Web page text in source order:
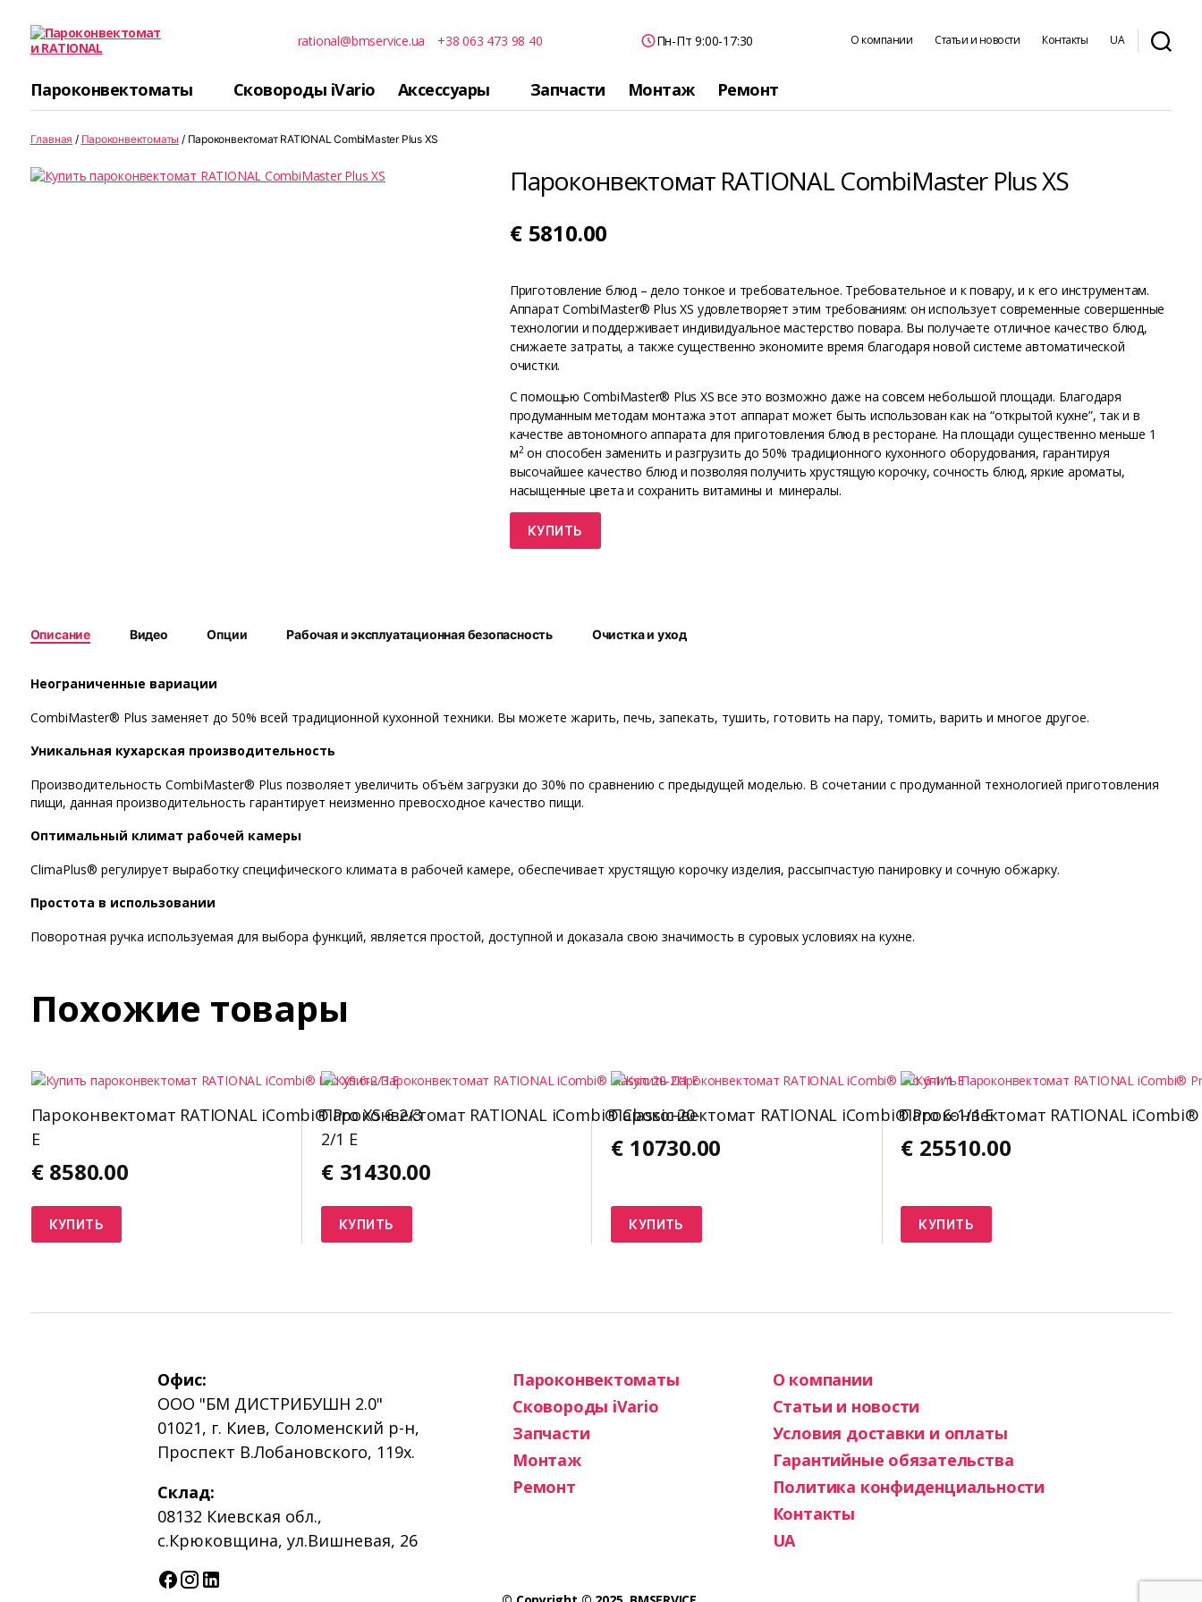
rational@bmservice.ua +38 063 473 98 40 Пн-Пт 9:00-17:30 О компании Статьи и новости Контакты UA
Пароконвектоматы Сковороды iVario Аксессуары Запчасти Монтаж Ремонт
Главная / Пароконвектоматы / Пароконвектомат RATIONAL CombiMaster Plus XS
Пароконвектомат RATIONAL CombiMaster Plus XS
€ 5810.00
Приготовление блюд – дело тонкое и требовательное. Требовательное и к повару, и к его инструментам.
Аппарат CombiMaster® Plus XS удовлетворяет этим требованиям: он использует современные совершенные
технологии и поддерживает индивидуальное мастерство повара. Вы получаете отличное качество блюд,
снижаете затраты, а также существенно экономите время благодаря новой системе автоматической
очистки.
С помощью CombiMaster® Plus XS все это возможно даже на совсем небольшой площади. Благодаря
продуманным методам монтажа этот аппарат может быть использован как на “открытой кухне”, так и в
качестве автономного аппарата для приготовления блюд в ресторане. На площади существенно меньше 1
м2он способен заменить и разгрузить до 50% традиционного кухонного оборудования, гарантируя
высочайшее качество блюд и позволяя получить хрустящую корочку, сочность блюд, яркие ароматы,
насыщенные цвета и сохранить витамины и минералы.
КУПИТЬ
Описание Видео Опции Рабочая и эксплуатационная безопасность Очистка и уход
Неограниченные вариации
CombiMaster® Plus заменяет до 50% всей традиционной кухонной техники. Вы можете жарить, печь, запекать, тушить, готовить на пару, томить, варить и многое другое.
Уникальная кухарская производительность
Производительность CombiMaster® Plus позволяет увеличить объём загрузки до 30% по сравнению с предыдущей моделью. В сочетании с продуманной технологией приготовления
пищи, данная производительность гарантирует неизменно превосходное качество пищи.
Оптимальный климат рабочей камеры
ClimaPlus® регулирует выработку специфического климата в рабочей камере, обеспечивает хрустящую корочку изделия, рассыпчастую панировку и сочную обжарку.
Простота в использовании
Поворотная ручка используемая для выбора функций, является простой, доступной и доказала свою значимость в суровых условиях на кухне.
Похожие товары
Пароконвектомат RATIONAL iCombi® Pro XS 6-2/3
E
€ 8580.00
КУПИТЬ
Пароконвектомат RATIONAL iCombi® Classic 20-
2/1 E
€ 31430.00
КУПИТЬ
Пароконвектомат RATIONAL iCombi® Pro 6-1/1 E
€ 10730.00
КУПИТЬ
Пароконвектомат RATIONAL iCombi®
€ 25510.00
КУПИТЬ
Офис:
ООО "БМ ДИСТРИБУШН 2.0"
01021, г. Киев, Соломенский р-н,
Проспект В.Лобановского, 119х.
Склад:
08132 Киевская обл.,
с.Крюковщина, ул.Вишневая, 26
Пароконвектоматы
Сковороды iVario
Запчасти
Монтаж
Ремонт
О компании
Статьи и новости
Условия доставки и оплаты
Гарантийные обязательства
Политика конфиденциальности
Контакты
UA